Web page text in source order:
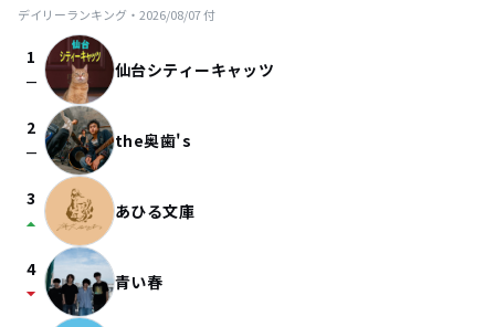
デイリーランキング・ 2026/08/07付
1
check_indeterminate_small 仙台シティーキャッツ
2
check_indeterminate_small the奥歯's
3
arrow_drop_up あひる文庫
4
arrow_drop_down 青い春